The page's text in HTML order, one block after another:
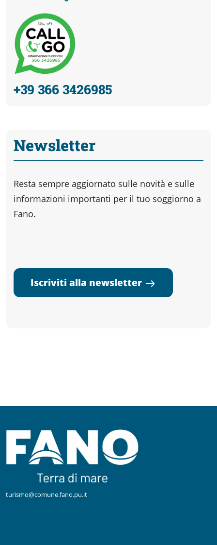
+39 366 3426985
Newsletter
Resta sempre aggiornato sulle novità e sulle
informazioni importanti per il tuo soggiorno a
Fano.
Iscriviti alla newsletter
turismo@comune.fano.pu.it